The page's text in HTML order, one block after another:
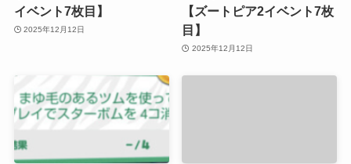
イベント7枚目】
2025年12月12日
【ズートピア2イベント7枚
目】
2025年12月12日